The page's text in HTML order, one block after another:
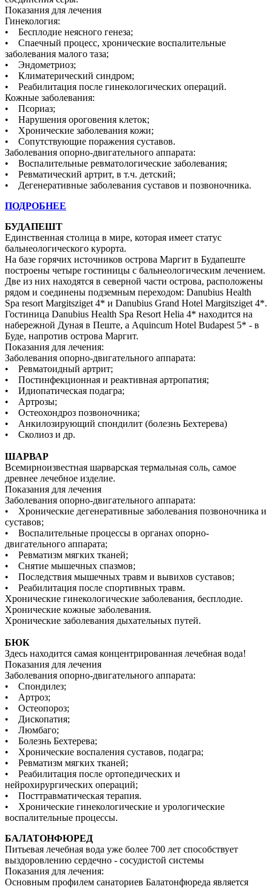
Показания для лечения
Гинекология:
• Бесплодие неясного генеза;
• Спаечный процесс, хронические воспалительные
заболевания малого таза;
• Эндометриоз;
• Климатерический синдром;
• Реабилитация после гинекологических операций.
Кожные заболевания:
• Псориаз;
• Нарушения ороговения клеток;
• Хронические заболевания кожи;
• Сопутствующие поражения суставов.
Заболевания опорно-двигательного аппарата:
• Воспалительные ревматологические заболевания;
• Ревматический артрит, в т.ч. детский;
• Дегенеративные заболевания суставов и позвоночника.
ПОДРОБНЕЕ
БУДАПЕШТ
Единственная столица в мире, которая имеет статус
бальнеологического курорта.
На базе горячих источников острова Маргит в Будапеште
построены четыре гостиницы с бальнеологическим лечением.
Две из них находятся в северной части острова, расположены
рядом и соединены подземным переходом: Danubius Health
Spa resort Margitsziget 4* и Danubius Grand Hotel Margitsziget 4*.
Гостиница Danubius Health Spa Resort Helia 4* находится на
набережной Дуная в Пеште, а Aquincum Hotel Budapest 5* - в
Буде, напротив острова Маргит.
Показания для лечения:
Заболевания опорно-двигательного аппарата:
• Ревматоидный артрит;
• Постинфекционная и реактивная артропатия;
• Идиопатическая подагра;
• Артрозы;
• Остеохондроз позвоночника;
• Анкилозирующий спондилит (болезнь Бехтерева)
• Сколиоз и др.
ШАРВАР
Всемирноизвестная шарварская термальная соль, самое
древнее лечебное изделие.
Показания для лечения
Заболевания опорно-двигательного аппарата:
• Хронические дегенеративные заболевания позвоночника и
суставов;
• Воспалительные процессы в органах опорно-
двигательного аппарата;
• Ревматизм мягких тканей;
• Снятие мышечных спазмов;
• Последствия мышечных травм и вывихов суставов;
• Реабилитация после спортивных травм.
Хронические гинекологические заболевания, бесплодие.
Хронические кожные заболевания.
Хронические заболевания дыхательных путей.
БЮК
Здесь находится самая концентрированная лечебная вода!
Показания для лечения
Заболевания опорно-двигательного аппарата:
• Спондилез;
• Артроз;
• Остеопороз;
• Дископатия;
• Люмбаго;
• Болезнь Бехтерева;
• Хронические воспаления суставов, подагра;
• Ревматизм мягких тканей;
• Реабилитация после ортопедических и
нейрохирургических операций;
• Посттравматическая терапия.
• Хронические гинекологические и урологические
воспалительные процессы.
БАЛАТОНФЮРЕД
Питьевая лечебная вода уже более 700 лет способствует
выздоровлению сердечно - сосудистой системы
Показания для лечения:
Основным профилем санаториев Балатонфюреда является